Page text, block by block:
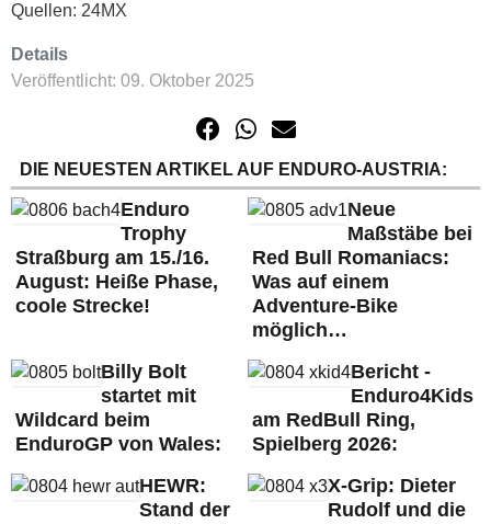
Quellen: 24MX
Details
Veröffentlicht: 09. Oktober 2025
DIE NEUESTEN ARTIKEL AUF ENDURO-AUSTRIA:
Enduro
Trophy
Straßburg am 15./16.
August: Heiße Phase,
coole Strecke!
Neue
Maßstäbe bei
Red Bull Romaniacs:
Was auf einem
Adventure-Bike
möglich…
Billy Bolt
startet mit
Wildcard beim
EnduroGP von Wales:
Bericht -
Enduro4Kids
am RedBull Ring,
Spielberg 2026:
HEWR:
Stand der
X-Grip: Dieter
Rudolf und die